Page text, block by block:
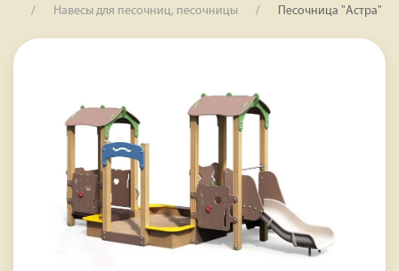
Навесы для песочниц, песочницы
Песочница "Астра"